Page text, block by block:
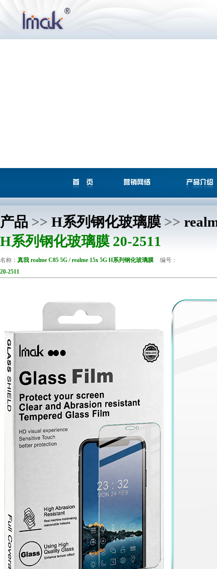
产品 >> H系列钢化玻璃膜 >>
H系列钢化玻璃膜 20-2511
名称： 真我 realme C85 5G / realme 15x 5G H系列钢化玻璃膜
20-2511
编号：